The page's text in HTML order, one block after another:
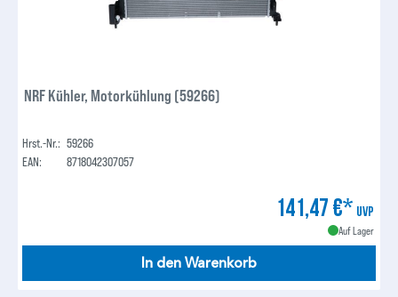
NRF Kühler, Motorkühlung (59266)
Hrst.-Nr.: 59266
EAN:
8718042307057
141,47 €* UVP
Auf Lager
In den Warenkorb